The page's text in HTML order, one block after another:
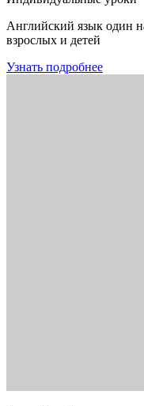
Английский язык один
взрослых и детей
Узнать подробнее